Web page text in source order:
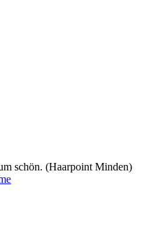
schön. (Haarpoint Minden)